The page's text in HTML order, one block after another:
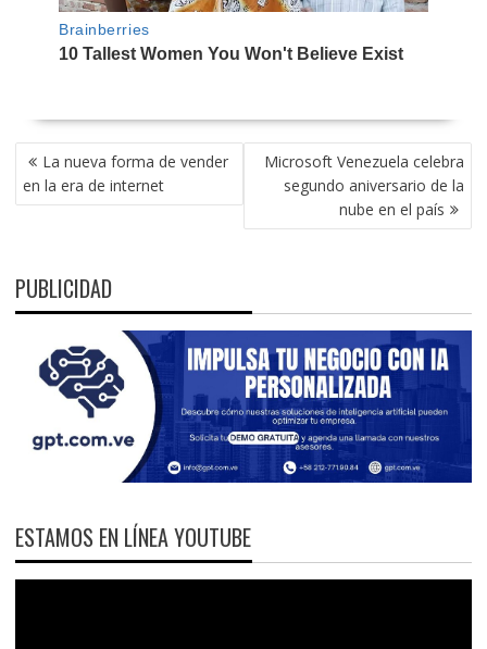
NAVEGACIÓN
DE
ENTRADAS
La nueva forma de vender
en la era de internet
Microsoft Venezuela celebra
segundo aniversario de la
nube en el país
PUBLICIDAD
ESTAMOS EN LÍNEA YOUTUBE